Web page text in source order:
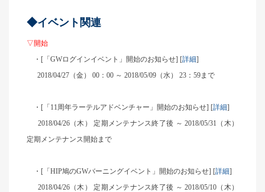
◆イベント関連
▽開始
・[「GWログインイベント」開始のお知らせ] [詳細]
2018/04/27 （金） 00：00 ～ 2018/05/09（水） 23：59まで
・[「11周年ラーテルアドベンチャー」開始のお知らせ] [詳細]
2018/04/26（木） 定期メンテナンス終了後 ～ 2018/05/31（木）
定期メンテナンス開始まで
・[「HIP鳩のGWバーニングイベント」開始のお知らせ] [詳細]
2018/04/26（木） 定期メンテナンス終了後 ～ 2018/05/10（木）